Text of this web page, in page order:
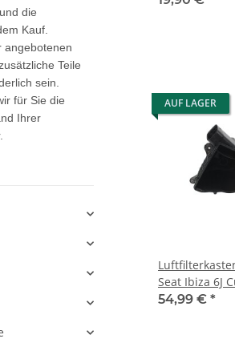
AUF LAGER
Seat Ibiza 6J
GTI 1,4 TSI
54,99 € *
die
Kauf.
angebotenen
Teile
sein.
für Sie die
Ihrer